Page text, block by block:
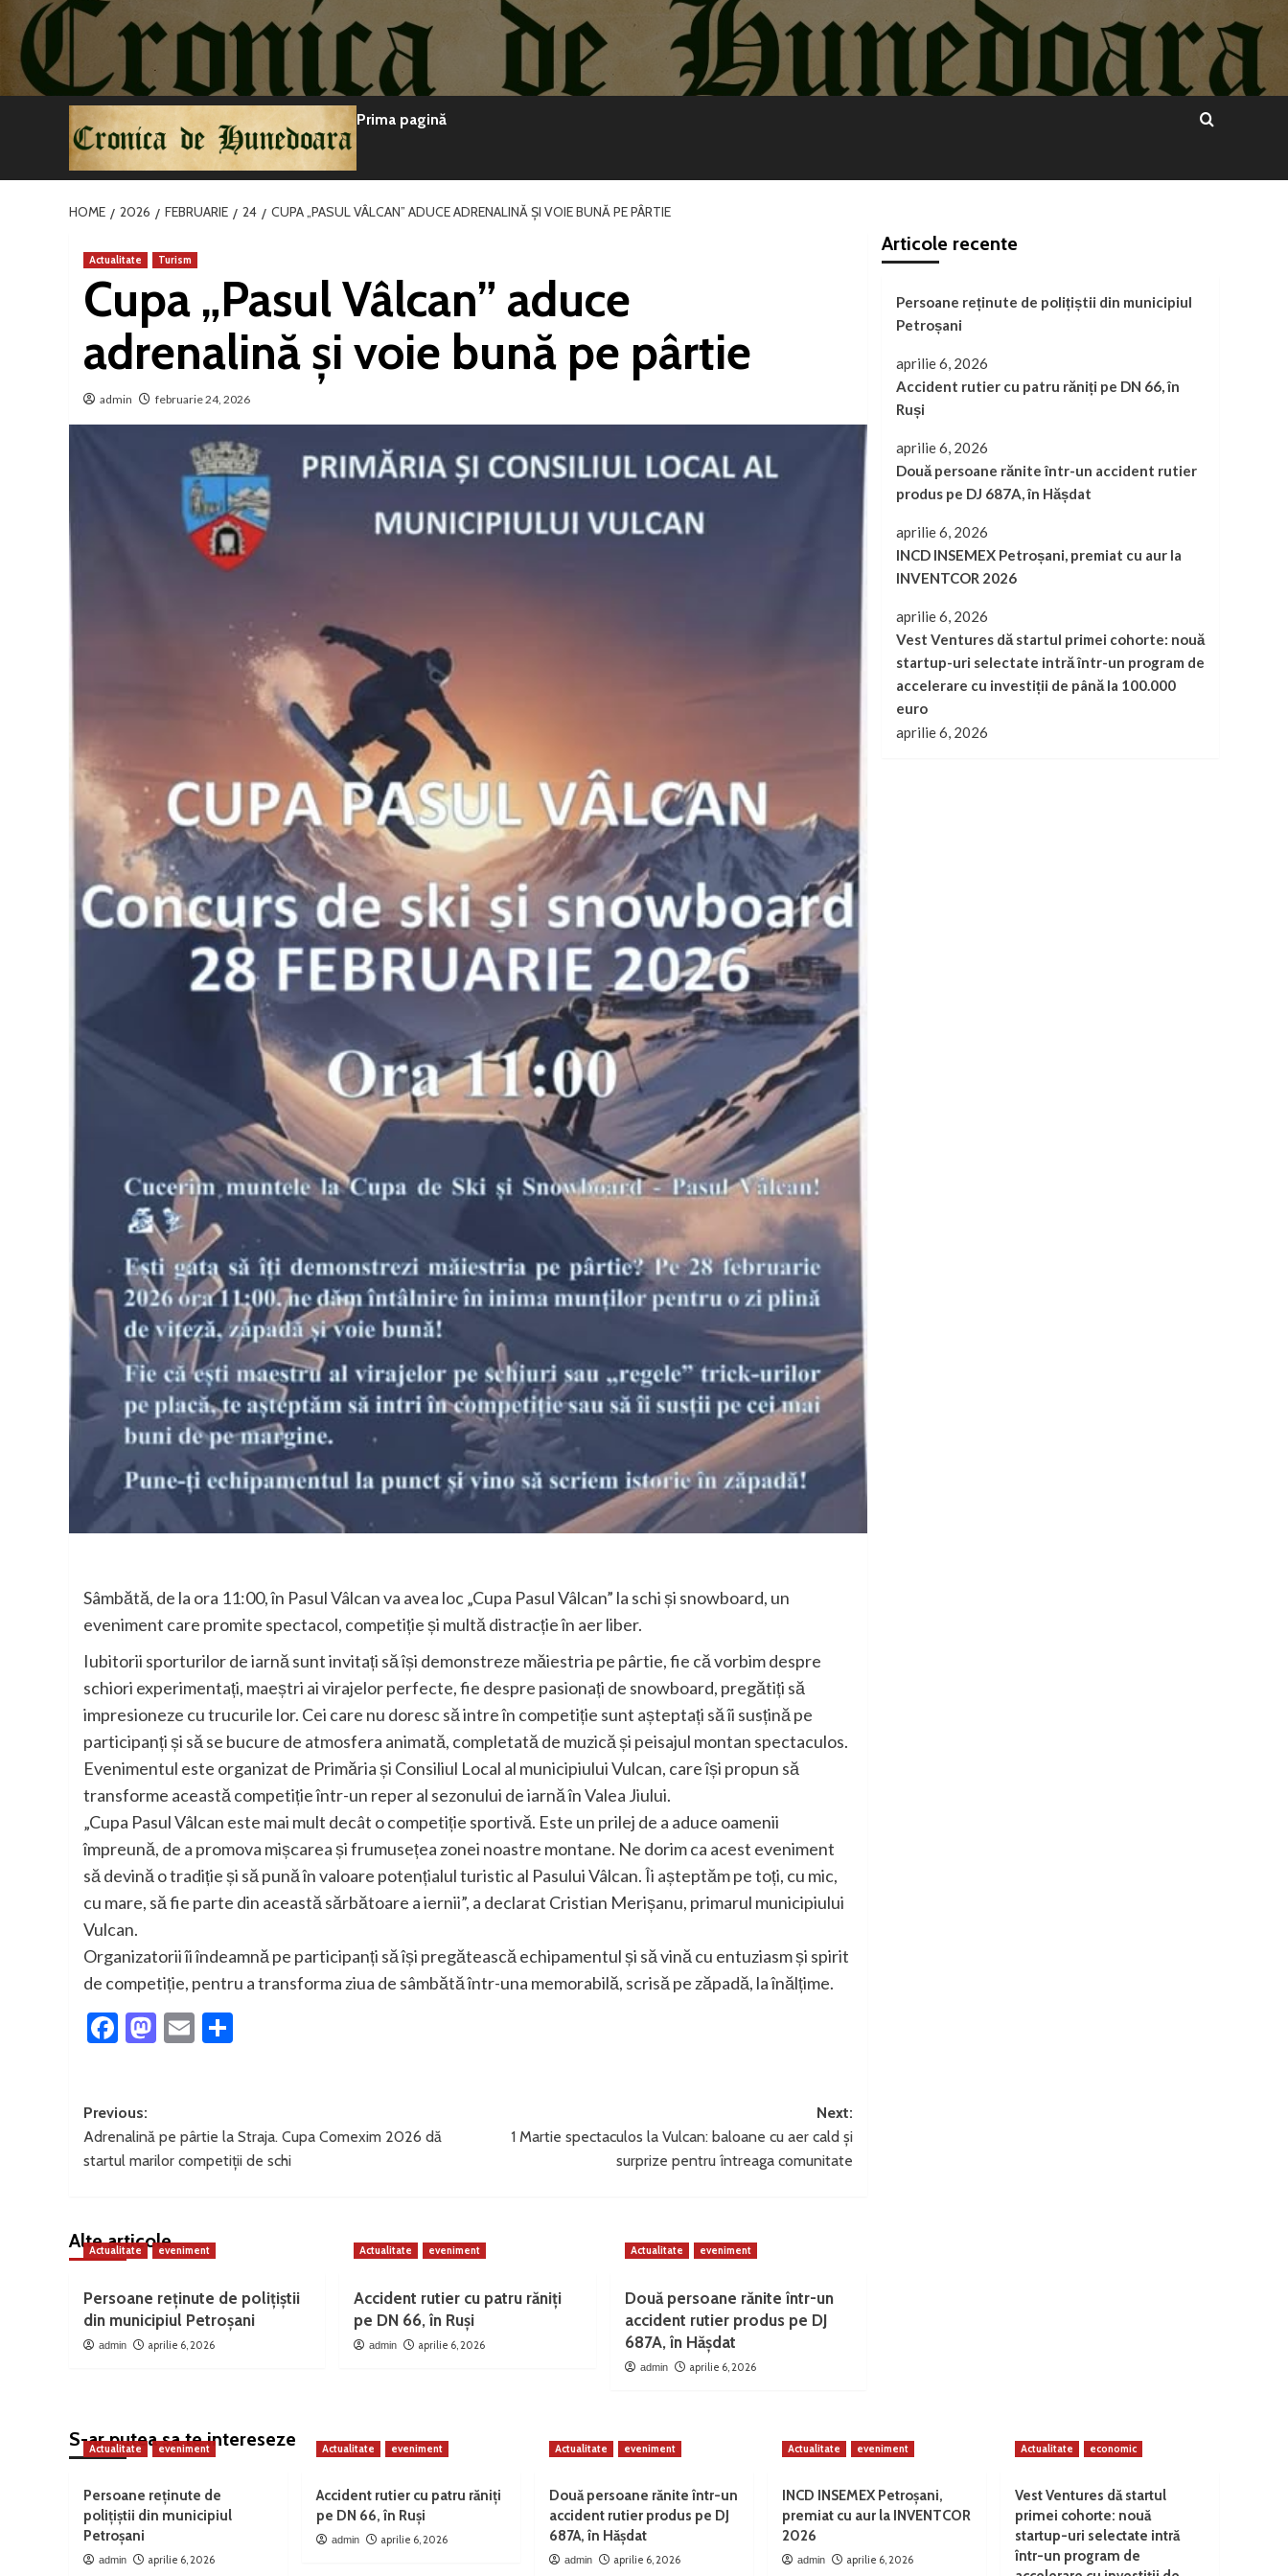
conținut
Prima pagină
HOME 2026 FEBRUARIE 24 CUPA „PASUL VÂLCAN” ADUCE ADRENALINĂ ȘI VOIE BUNĂ PE PÂRTIE
Actualitate Turism
Cupa „Pasul Vâlcan” aduce
adrenalină și voie bună pe pârtie
admin februarie 24, 2026
Sâmbătă, de la ora 11:00, în Pasul Vâlcan va avea loc „Cupa Pasul Vâlcan” la schi și snowboard, un
eveniment care promite spectacol, competiție și multă distracție în aer liber.
Iubitorii sporturilor de iarnă sunt invitați să își demonstreze măiestria pe pârtie, fie că vorbim despre
schiori experimentați, maeștri ai virajelor perfecte, fie despre pasionați de snowboard, pregătiți să
impresioneze cu trucurile lor. Cei care nu doresc să intre în competiție sunt așteptați să îi susțină pe
participanți și să se bucure de atmosfera animată, completată de muzică și peisajul montan spectaculos.
Evenimentul este organizat de Primăria și Consiliul Local al municipiului Vulcan, care își propun să
transforme această competiție într-un reper al sezonului de iarnă în Valea Jiului.
„Cupa Pasul Vâlcan este mai mult decât o competiție sportivă. Este un prilej de a aduce oamenii
împreună, de a promova mișcarea și frumusețea zonei noastre montane. Ne dorim ca acest eveniment
să devină o tradiție și să pună în valoare potențialul turistic al Pasului Vâlcan. Îi așteptăm pe toți, cu mic,
cu mare, să fie parte din această sărbătoare a iernii”, a declarat Cristian Merișanu, primarul municipiului
Vulcan.
Organizatorii îi îndeamnă pe participanți să își pregătească echipamentul și să vină cu entuziasm și spirit
de competiție, pentru a transforma ziua de sâmbătă într-una memorabilă, scrisă pe zăpadă, la înălțime.
Facebook
Mastodon
Email
Post
navigation
Previous:
Adrenalină pe pârtie la Straja. Cupa Comexim 2026 dă
startul marilor competiții de schi
Next:
1 Martie spectaculos la Vulcan: baloane cu aer cald și
surprize pentru întreaga comunitate
Alte articole
Actualitate eveniment
Persoane reținute de polițiștii
din municipiul Petroșani
admin aprilie 6, 2026
Actualitate eveniment
Accident rutier cu patru răniți
pe DN 66, în Ruși
admin aprilie 6, 2026
Actualitate eveniment
Două persoane rănite într-un
accident rutier produs pe DJ
687A, în Hășdat
admin aprilie 6, 2026
Articole recente
Persoane reținute de polițiștii din municipiul
Petroșani
aprilie 6, 2026
Accident rutier cu patru răniți pe DN 66, în
Ruși
aprilie 6, 2026
Două persoane rănite într-un accident rutier
produs pe DJ 687A, în Hășdat
aprilie 6, 2026
INCD INSEMEX Petroșani, premiat cu aur la
INVENTCOR 2026
aprilie 6, 2026
Vest Ventures dă startul primei cohorte: nouă
startup-uri selectate intră într-un program de
accelerare cu investiții de până la 100.000
euro
aprilie 6, 2026
S-ar putea sa te intereseze
Actualitate eveniment
Persoane reținute de
polițiștii din municipiul
Petroșani
admin aprilie 6, 2026
Actualitate eveniment
Accident rutier cu patru răniți
pe DN 66, în Ruși
admin aprilie 6, 2026
Actualitate eveniment
Două persoane rănite într-un
accident rutier produs pe DJ
687A, în Hășdat
admin aprilie 6, 2026
Actualitate eveniment
INCD INSEMEX Petroșani,
premiat cu aur la INVENTCOR
2026
admin aprilie 6, 2026
Actualitate economic
Vest Ventures dă startul
primei cohorte: nouă
startup-uri selectate intră
într-un program de